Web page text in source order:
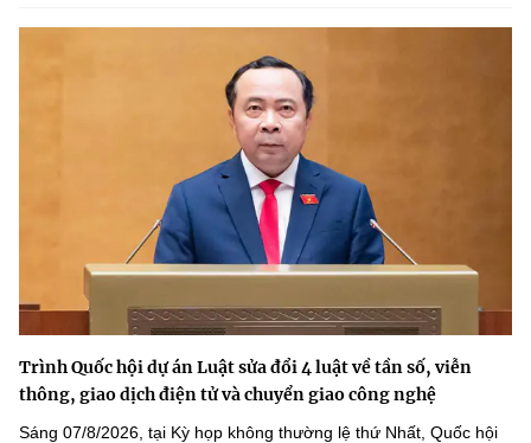
Trình Quốc hội dự án Luật sửa đổi 4 luật về tần số, viễn
thông, giao dịch điện tử và chuyển giao công nghệ
Sáng 07/8/2026, tại Kỳ họp không thường lệ thứ Nhất, Quốc hội